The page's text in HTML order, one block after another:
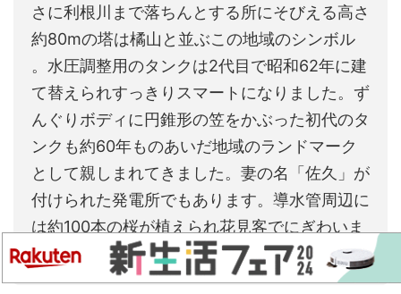
さに利根川まで落ちんとする所にそびえる高さ
約80mの塔は橘山と並ぶこの地域のシンボル
。水圧調整用のタンクは2代目で昭和62年に建
て替えられすっきりスマートになりました。ず
んぐりボディに円錐形の笠をかぶった初代のタ
ンクも約60年ものあいだ地域のランドマーク
として親しまれてきました。妻の名「佐久」が
付けられた発電所でもあります。導水管周辺に
は約100本の桜が植えられ花見客でにぎわいま
す。